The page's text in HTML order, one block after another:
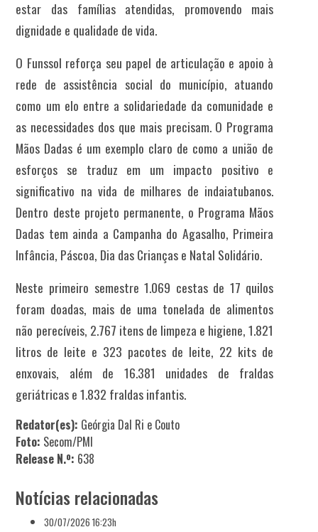
estar das famílias atendidas, promovendo mais
dignidade e qualidade de vida.
O Funssol reforça seu papel de articulação e apoio à
rede de assistência social do município, atuando
como um elo entre a solidariedade da comunidade e
as necessidades dos que mais precisam. O Programa
Mãos Dadas é um exemplo claro de como a união de
esforços se traduz em um impacto positivo e
significativo na vida de milhares de indaiatubanos.
Dentro deste projeto permanente, o Programa Mãos
Dadas tem ainda a Campanha do Agasalho, Primeira
Infância, Páscoa, Dia das Crianças e Natal Solidário.
Neste primeiro semestre 1.069 cestas de 17 quilos
foram doadas, mais de uma tonelada de alimentos
não perecíveis, 2.767 itens de limpeza e higiene, 1.821
litros de leite e 323 pacotes de leite, 22 kits de
enxovais, além de 16.381 unidades de fraldas
geriátricas e 1.832 fraldas infantis.
Redator(es): Geórgia Dal Ri e Couto
Foto: Secom/PMI
Release N.º: 638
Notícias relacionadas
30/07/2026 16:23h